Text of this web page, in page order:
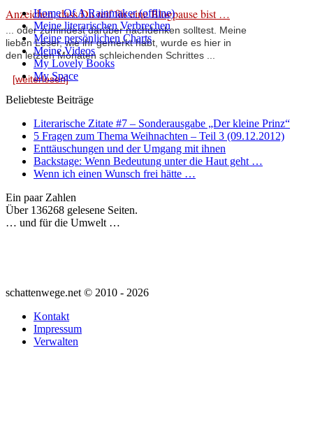
Anzeichen, dass Du reif für eine Blogpause bist …
... oder zumindest darüber nachdenken solltest. Meine
lieben Leser, wie ihr gemerkt habt, wurde es hier in
den letzten Monaten schleichenden Schrittes ...
[weiterlesen]
Home Of A Rainmaker (offline)
Meine literarischen Verbrechen
Meine persönlichen Charts
Meine Videos
My Lovely Books
My Space
Beliebteste Beiträge
Literarische Zitate #7 – Sonderausgabe „Der kleine Prinz“
5 Fragen zum Thema Weihnachten – Teil 3 (09.12.2012)
Enttäuschungen und der Umgang mit ihnen
Backstage: Wenn Bedeutung unter die Haut geht …
Wenn ich einen Wunsch frei hätte …
Ein paar Zahlen
Über 136268 gelesene Seiten.
… und für die Umwelt …
schattenwege.net © 2010 - 2026
Kontakt
Impressum
Verwalten